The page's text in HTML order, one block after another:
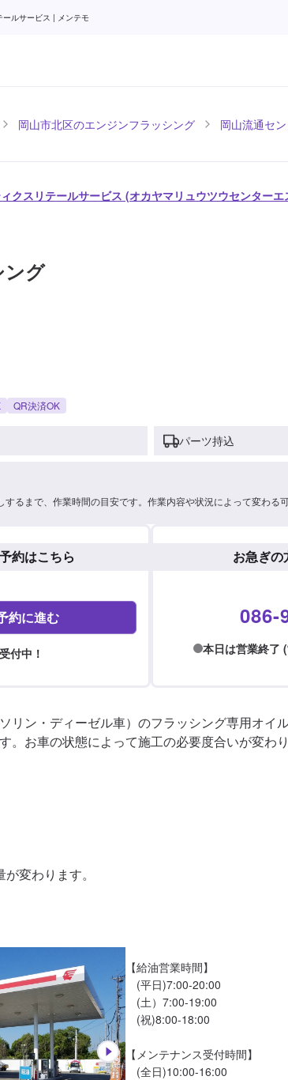
ールサービス | メンテモ
岡山市北区のエンジンフラッシング 岡山流通セ
クスリテールサービス (オカヤマリュウツウセンター
ング
QR決済OK
パーツ持込
るまで、作業時間の目安です。作業内容や状況によって変わる可
約はこちら
約に進む
付中！
お急ぎの
086-
本日は営業終了
リン・ディーゼル車）のフラッシング専用オイ
。お車の状態によって施工の必要度合いが変わ
変わります。
【給油営業時間】
(平日)7:00-20:00
(土）7:00-19:00
(祝)8:00-18:00
【メンテナンス受付時間】
(全日)10:00-16:00